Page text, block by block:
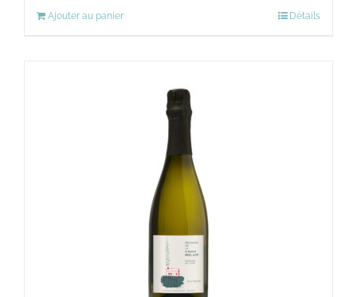
Ajouter au panier Détails